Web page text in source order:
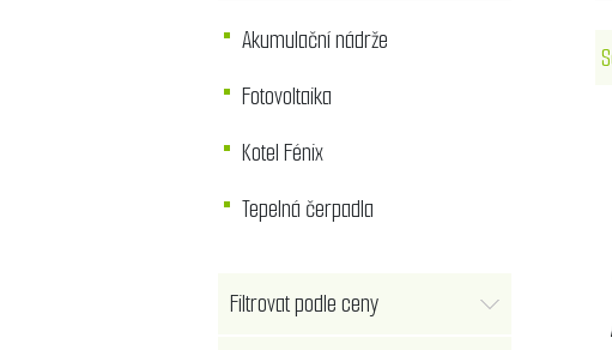
Akumulační nádrže
Fotovoltaika
Kotel Fénix
Tepelná čerpadla
Filtrovat podle ceny